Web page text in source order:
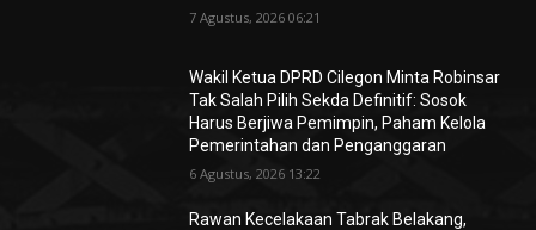
7 Agustus, 2026 06:21
Wakil Ketua DPRD Cilegon Minta Robinsar
Tak Salah Pilih Sekda Definitif: Sosok
Harus Berjiwa Pemimpin, Paham Kelola
Pemerintahan dan Penganggaran
6 Agustus, 2026 13:22
Rawan Kecelakaan Tabrak Belakang,